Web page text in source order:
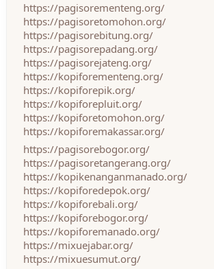
https://pagisorementeng.org/
https://pagisoretomohon.org/
https://pagisorebitung.org/
https://pagisorepadang.org/
https://pagisorejateng.org/
https://kopiforementeng.org/
https://kopiforepik.org/
https://kopiforepluit.org/
https://kopiforetomohon.org/
https://kopiforemakassar.org/
https://pagisorebogor.org/
https://pagisoretangerang.org/
https://kopikenanganmanado.org/
https://kopiforedepok.org/
https://kopiforebali.org/
https://kopiforebogor.org/
https://kopiforemanado.org/
https://mixuejabar.org/
https://mixuesumut.org/